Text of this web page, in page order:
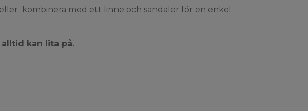
kombinera med ett linne och sandaler för en enkel
kan lita på.